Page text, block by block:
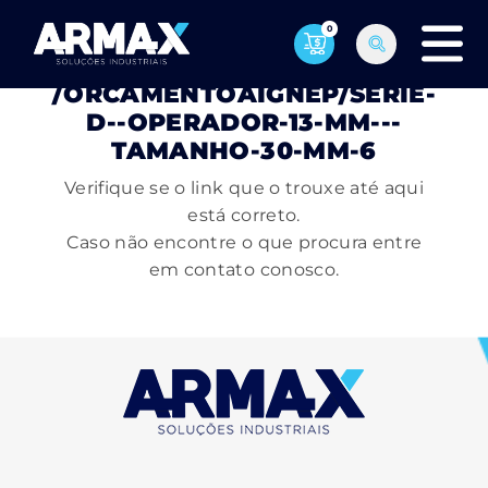
0
PÁGINA NÃO ENCONTRADA
/ORCAMENTOAIGNEP/SERIE-
D--OPERADOR-13-MM---
TAMANHO-30-MM-6
Verifique se o link que o trouxe até aqui
está correto.
Caso não encontre o que procura entre
em contato conosco.